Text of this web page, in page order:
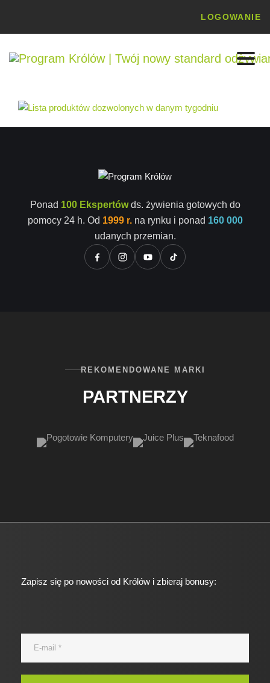
LOGOWANIE
Ponad 100 Ekspertówds. żywienia gotowych do
pomocy 24 h. Od 1999 r.na rynku i ponad 160 000
udanych przemian.
REKOMENDOWANE MARKI
PARTNERZY
Zapisz się po nowości od Królów i zbieraj bonusy: